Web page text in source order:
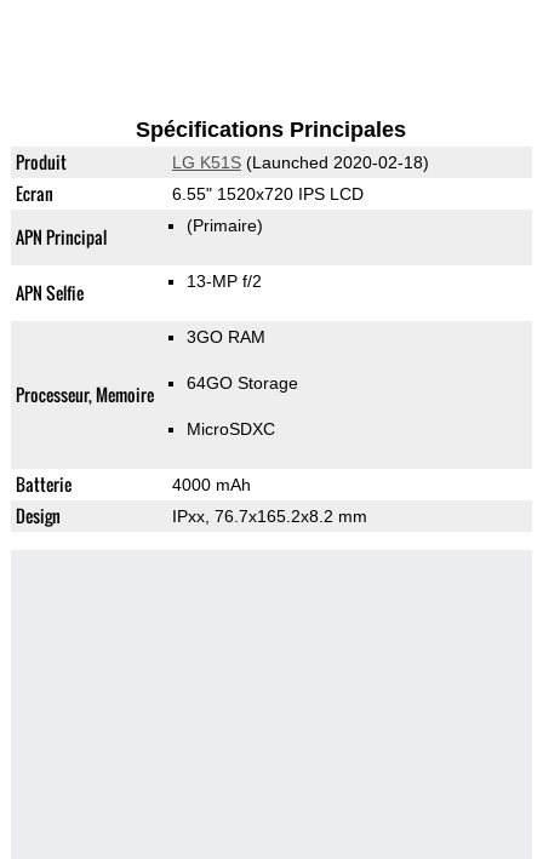
Spécifications Principales
Produit LG K51S(Launched 2020-02-18)
Ecran 6.55" 1520x720 IPS LCD
APN Principal (Primaire)
APN Selfie 13-MP f/2
Processeur, Memoire
3GO RAM
64GO Storage
MicroSDXC
Batterie 4000 mAh
Design IPxx, 76.7x165.2x8.2 mm